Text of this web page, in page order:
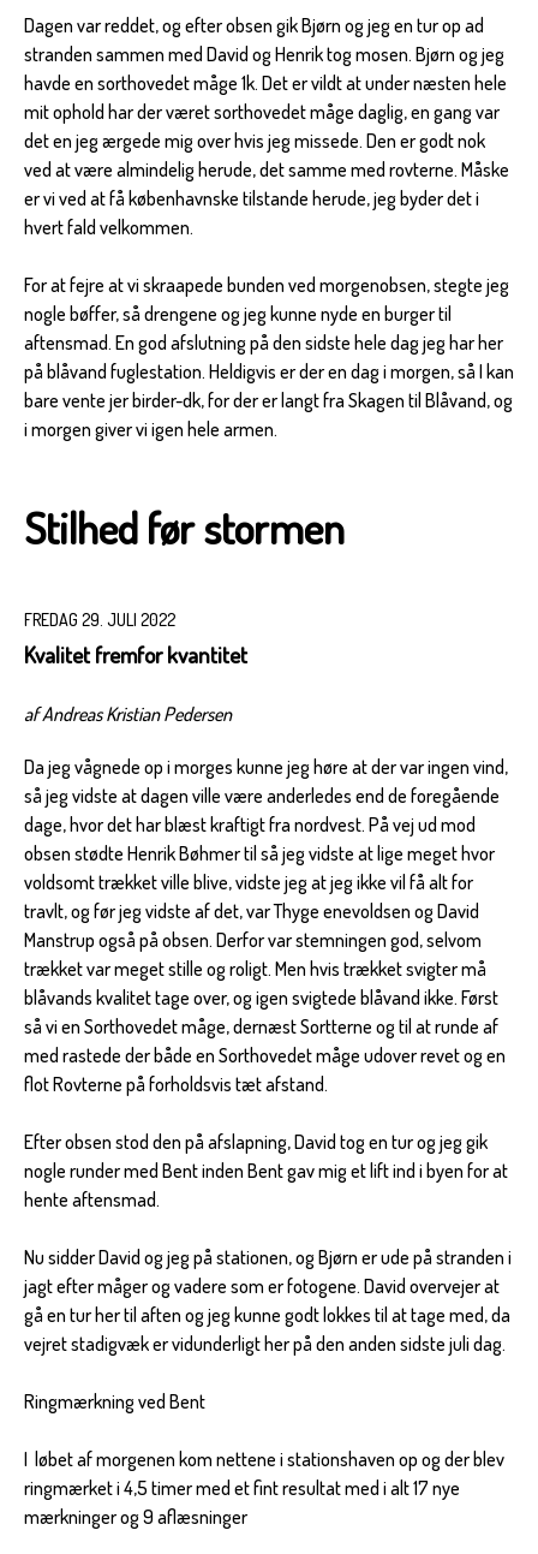
Dagen var reddet, og efter obsen gik Bjørn og jeg en tur op ad
stranden sammen med David og Henrik tog mosen. Bjørn og jeg
havde en sorthovedet måge 1k. Det er vildt at under næsten hele
mit ophold har der været sorthovedet måge daglig, en gang var
det en jeg ærgede mig over hvis jeg missede. Den er godt nok
ved at være almindelig herude, det samme med rovterne. Måske
er vi ved at få københavnske tilstande herude, jeg byder det i
hvert fald velkommen.
For at fejre at vi skraapede bunden ved morgenobsen, stegte jeg
nogle bøffer, så drengene og jeg kunne nyde en burger til
aftensmad. En god afslutning på den sidste hele dag jeg har her
på blåvand fuglestation. Heldigvis er der en dag i morgen, så I kan
bare vente jer birder-dk, for der er langt fra Skagen til Blåvand, og
i morgen giver vi igen hele armen.
Stilhed før stormen
FREDAG 29. JULI 2022
Kvalitet fremfor kvantitet
af Andreas Kristian Pedersen
Da jeg vågnede op i morges kunne jeg høre at der var ingen vind,
så jeg vidste at dagen ville være anderledes end de foregående
dage, hvor det har blæst kraftigt fra nordvest. På vej ud mod
obsen stødte Henrik Bøhmer til så jeg vidste at lige meget hvor
voldsomt trækket ville blive, vidste jeg at jeg ikke vil få alt for
travlt, og før jeg vidste af det, var Thyge enevoldsen og David
Manstrup også på obsen. Derfor var stemningen god, selvom
trækket var meget stille og roligt. Men hvis trækket svigter må
blåvands kvalitet tage over, og igen svigtede blåvand ikke. Først
så vi en Sorthovedet måge, dernæst Sortterne og til at runde af
med rastede der både en Sorthovedet måge udover revet og en
flot Rovterne på forholdsvis tæt afstand.
Efter obsen stod den på afslapning, David tog en tur og jeg gik
nogle runder med Bent inden Bent gav mig et lift ind i byen for at
hente aftensmad.
Nu sidder David og jeg på stationen, og Bjørn er ude på stranden i
jagt efter måger og vadere som er fotogene. David overvejer at
gå en tur her til aften og jeg kunne godt lokkes til at tage med, da
vejret stadigvæk er vidunderligt her på den anden sidste juli dag.
Ringmærkning ved Bent
I løbet af morgenen kom nettene i stationshaven op og der blev
ringmærket i 4,5 timer med et fint resultat med i alt 17 nye
mærkninger og 9 aflæsninger